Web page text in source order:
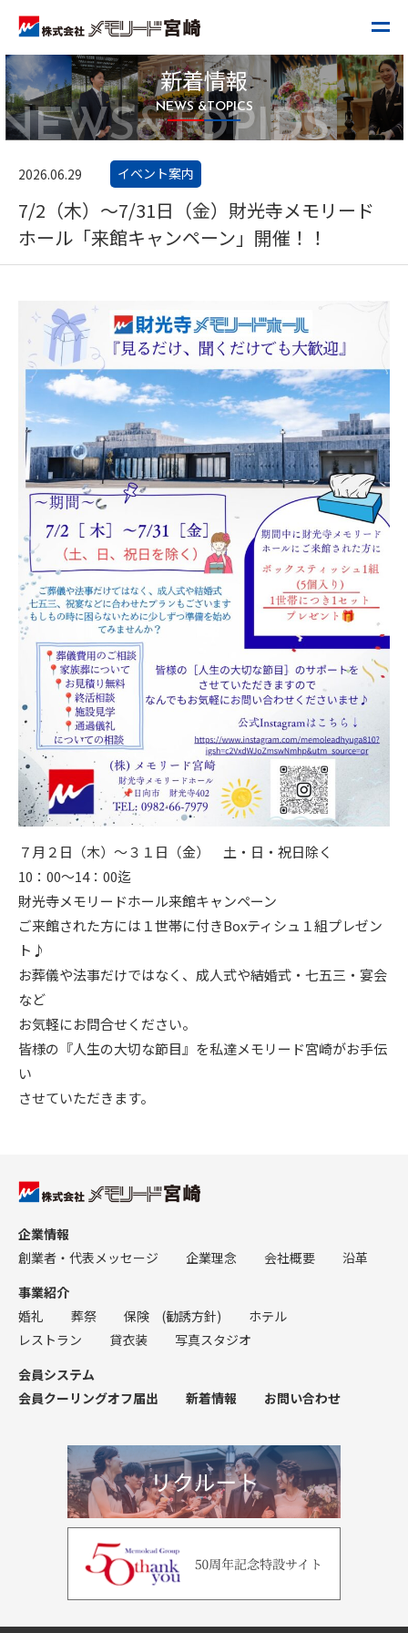
新着情報
NEWS &TOPICS
2026.06.29 イベント案内
7/2（木）～7/31日（金）財光寺メモリード
ホール「来館キャンペーン」開催！！
７月２日（木）～３１日（金） 土・日・祝日除く
10：00～14：00迄
財光寺メモリードホール来館キャンペーン
ご来館された方には１世帯に付きBoxティシュ１組プレゼン
ト♪
お葬儀や法事だけではなく、成人式や結婚式・七五三・宴会
など
お気軽にお問合せください。
皆様の『人生の大切な節目』を私達メモリード宮崎がお手伝
い
させていただきます。
企業情報
創業者・代表メッセージ
企業理念 会社概要
沿革
事業紹介
婚礼
葬祭 保険 (勧誘方針)
ホテル
レストラン
貸衣装
写真スタジオ
会員システム
会員クーリングオフ届出
新着情報 お問い合わせ